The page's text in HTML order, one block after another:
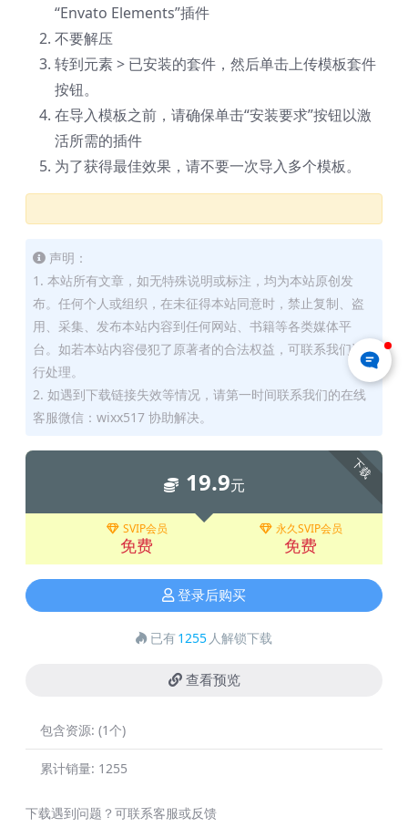
“Envato Elements”插件
不要解压
转到元素 > 已安装的套件，然后单击上传模板套件
按钮。
在导入模板之前，请确保单击“安装要求”按钮以激
活所需的插件
为了获得最佳效果，请不要一次导入多个模板。
声明：
1. 本站所有文章，如无特殊说明或标注，均为本站原创发
布。任何个人或组织，在未征得本站同意时，禁止复制、盗
用、采集、发布本站内容到任何网站、书籍等各类媒体平
台。如若本站内容侵犯了原著者的合法权益，可联系我们进
行处理。
2. 如遇到下载链接失效等情况，请第一时间联系我们的在线
客服微信：wixx517 协助解决。
下载
19.9元
SVIP会员
免费
永久SVIP会员
免费
登录后购买
已有1255 人解锁下载
查看预览
包含资源: (1个)
累计销量: 1255
下载遇到问题？可联系客服或反馈